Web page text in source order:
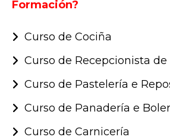
Formación?
Curso de Cociña
Curso de Recepcionista de
Curso de Pastelería e
Curso de Panadería e
Curso de Carnicería